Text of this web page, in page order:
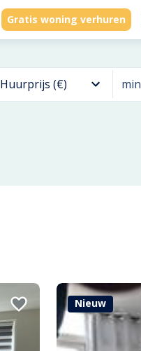
Gratis woning verhuren
Huurprijs (€) min
Nieuw